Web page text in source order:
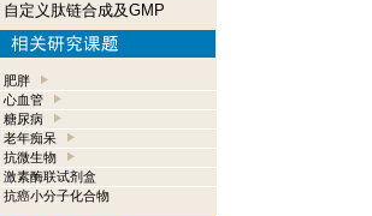
自定义肽链合成及GMP
肥胖
心血管
糖尿病
老年痴呆
抗微生物
激素酶联试剂盒
抗癌小分子化合物